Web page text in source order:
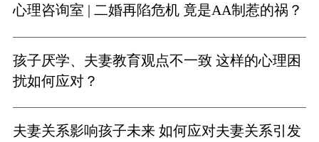
心理咨询室 | 二婚再陷危机 竟是AA制惹的祸？
孩子厌学、夫妻教育观点不一致 这样的心理困
扰如何应对？
夫妻关系影响孩子未来 如何应对夫妻关系引发